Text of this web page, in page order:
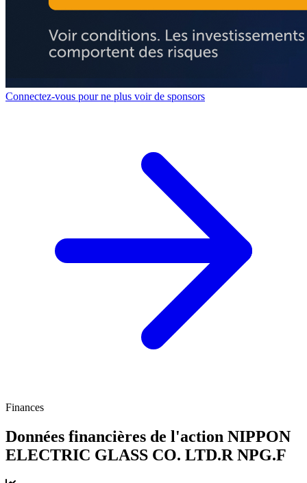
Connectez-vous pour ne plus voir de sponsors
Finances
Données financières de l'action NIPPON
ELECTRIC GLASS CO. LTD.R NPG.F